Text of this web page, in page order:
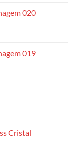
020
019
Cristal